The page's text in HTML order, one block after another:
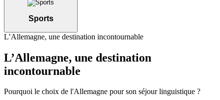
Sports
L’Allemagne, une destination incontournable
L’Allemagne, une destination
incontournable
Pourquoi le choix de l'Allemagne pour son séjour linguistique ?